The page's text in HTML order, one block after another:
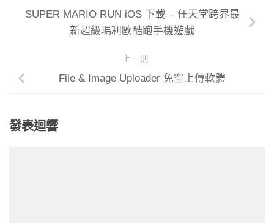
SUPER MARIO RUN iOS 下載 – 任天堂跨界最
新超級瑪利歐酷跑手機遊戲
上一則
File & Image Uploader 免空上傳軟體
發表迴響